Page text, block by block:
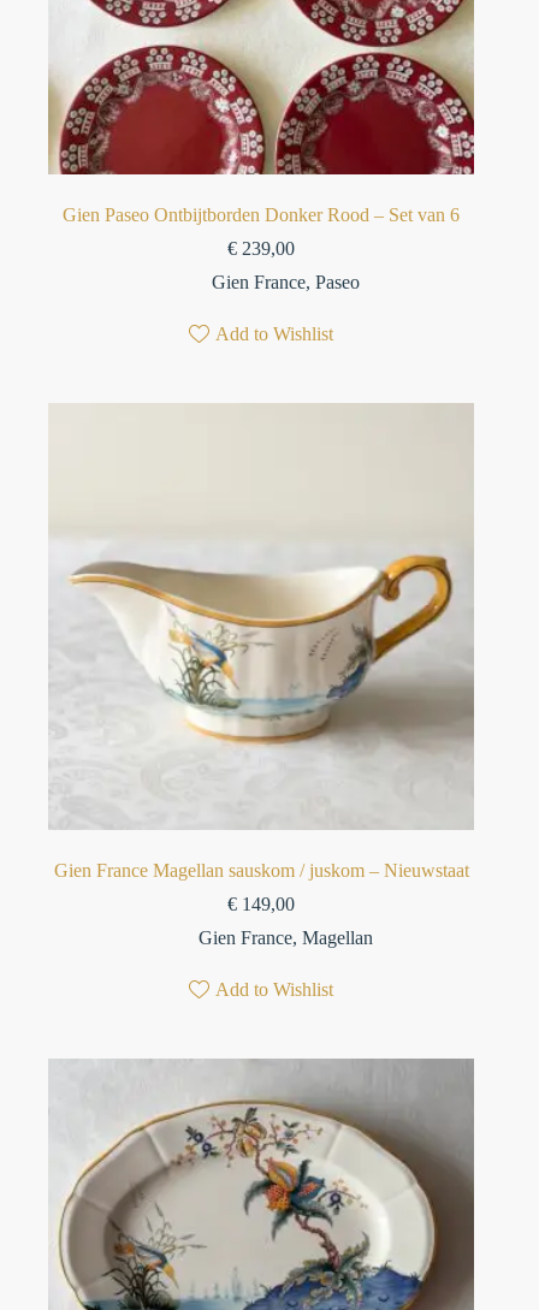
Gien Paseo Ontbijtborden Donker Rood – Set van 6
€ 239,00
Gien France, Paseo
Add to Wishlist
Gien France Magellan sauskom / juskom – Nieuwstaat
€ 149,00
Gien France, Magellan
Add to Wishlist